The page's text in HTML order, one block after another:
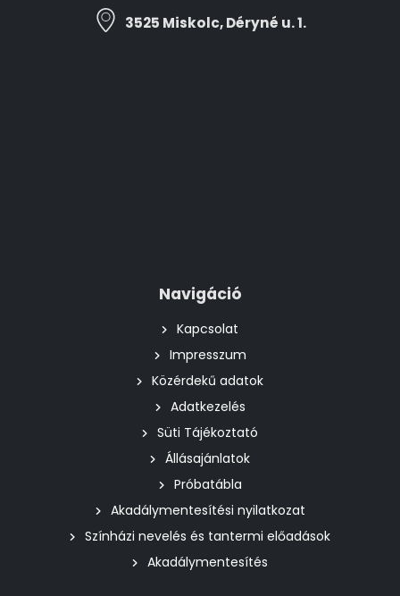
3525 Miskolc, Déryné u. 1.
Navigáció
Kapcsolat
Impresszum
Közérdekű adatok
Adatkezelés
Süti Tájékoztató
Állásajánlatok
Próbatábla
Akadálymentesítési nyilatkozat
Színházi nevelés és tantermi előadások
Akadálymentesítés